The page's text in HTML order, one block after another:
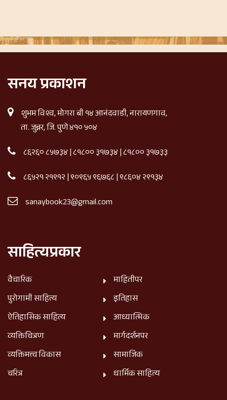
सनय प्रकाशन
शुभम विश्व, मोगरा बी १४ आनंदवाडी, नारायणगाव,
ता. जुन्नर, जि. पुणे ४१० ५०४
८६२६० ८५७३४|८१८०० ३१७३४|८१८०० ३१७३३
८६५२१ २१९१२|९०९६५ ९६७६८|९८६०४ २९१३४
sanaybook23@gmail.com
साहित्यप्रकार
वैचारिक
पुरोगामी साहित्य
ऐतिहासिक साहित्य
व्यक्तिचित्रण
व्यक्तिमत्त्व विकास
चरित्र
माहितीपर
इतिहास
आध्यात्मिक
मार्गदर्शनपर
सामाजिक
धार्मिक साहित्य